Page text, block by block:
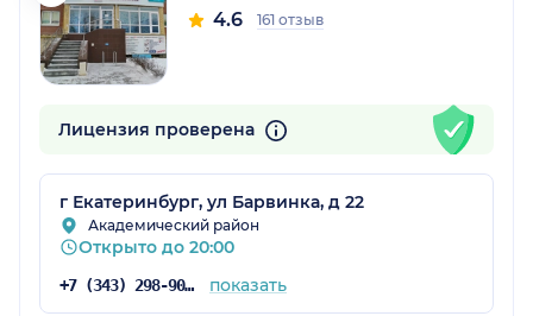
4.6 161 отзыв
Лицензия проверена
г Екатеринбург, ул Барвинка, д 22
Академический район
Открыто до 20:00
+7 (343) 298-90-00 показать